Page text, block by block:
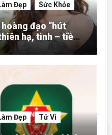
Đẹp Sức Khỏe
đạo “hút
hạ, tình – tiền
Đẹp Tử Vi